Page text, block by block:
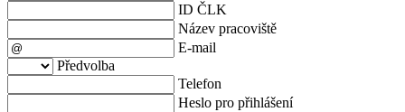
ID ČLK
Název pracoviště
E-mail
Předvolba
Telefon
Heslo pro přihlášení